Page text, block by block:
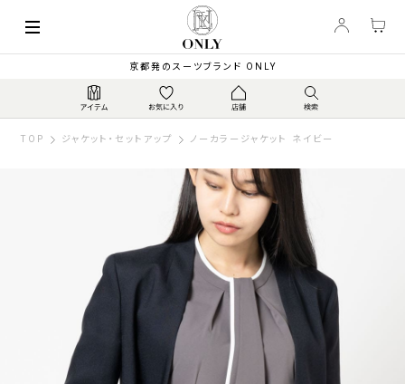
京都発のスーツブランド ONLY
TOP ジャケット・セットアップ ノーカラージャケット ネイビー